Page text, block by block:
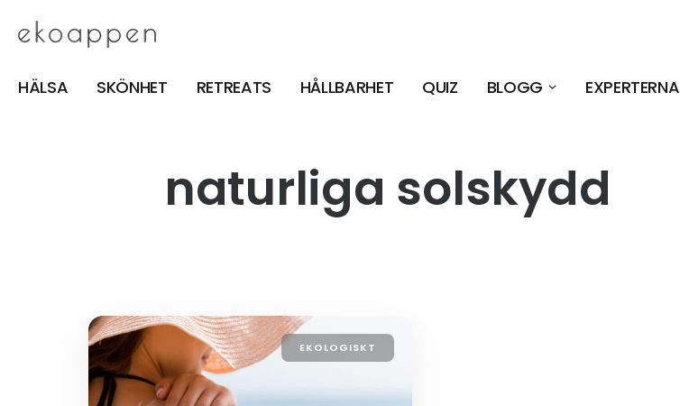
HÄLSA SKÖNHET RETREATS HÅLLBARHET QUIZ BLOGG EXPERTERNA
naturliga solskydd
EKOLOGISKT